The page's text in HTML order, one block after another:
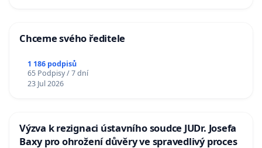
Chceme svého ředitele
1 186 podpisů
65 Podpisy / 7 dní
23 Jul 2026
Výzva k rezignaci ústavního soudce JUDr. Josefa
Baxy pro ohrožení důvěry ve spravedlivý proces